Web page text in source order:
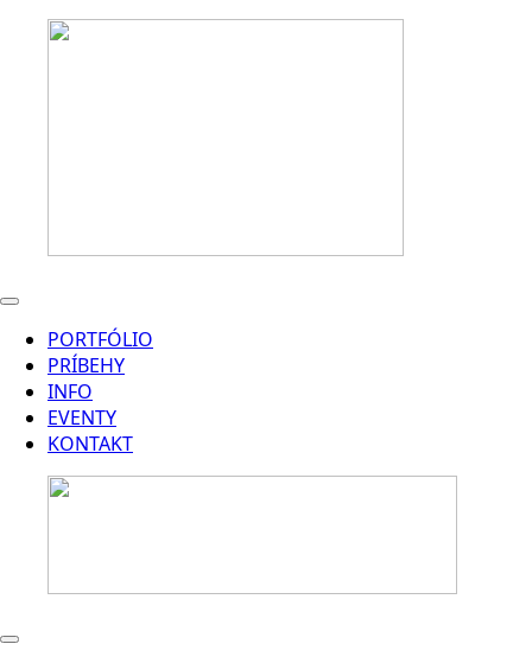
PORTFÓLIO
PRÍBEHY
INFO
EVENTY
KONTAKT